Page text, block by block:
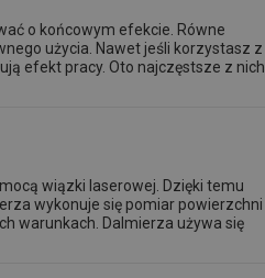
o końcowym efekcie. Równe
użycia. Nawet jeśli korzystasz z
efekt pracy. Oto najczęstsze z nich
wiązki laserowej. Dzięki temu
wykonuje się pomiar powierzchni
warunkach. Dalmierza używa się